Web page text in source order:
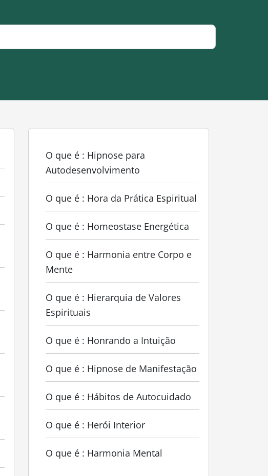
O que é : Hipnose para
Autodesenvolvimento
O que é : Hora da Prática Espiritual
O que é : Homeostase Energética
O que é : Harmonia entre Corpo e
Mente
O que é : Hierarquia de Valores
Espirituais
O que é : Honrando a Intuição
O que é : Hipnose de Manifestação
O que é : Hábitos de Autocuidado
O que é : Herói Interior
O que é : Harmonia Mental